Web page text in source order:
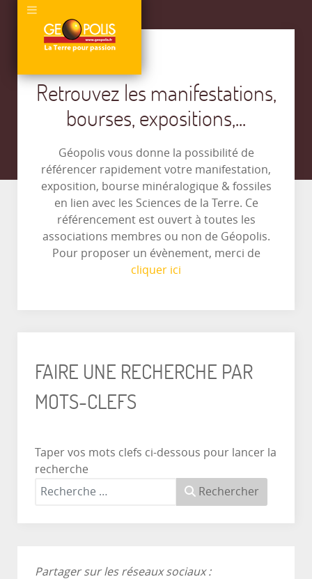
Retrouvez les manifestations,
bourses, expositions,...
Géopolis vous donne la possibilité de
référencer rapidement votre manifestation,
exposition, bourse minéralogique & fossiles
en lien avec les Sciences de la Terre. Ce
référencement est ouvert à toutes les
associations membres ou non de Géopolis.
Pour proposer un évènement, merci de
cliquer ici
FAIRE UNE RECHERCHE PAR
MOTS-CLEFS
Taper vos mots clefs ci-dessous pour lancer la
recherche
Rechercher
Partager sur les réseaux sociaux :